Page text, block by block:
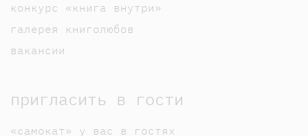
конкурс «книга внутри»
галерея книголюбов
вакансии
пригласить в гости
«самокат» у вас в гостях